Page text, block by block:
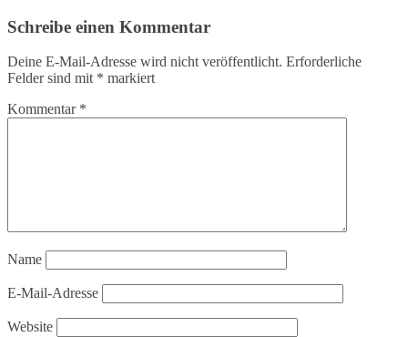
Schreibe einen Kommentar
Deine E-Mail-Adresse wird nicht veröffentlicht. Erforderliche
Felder sind mit * markiert
Kommentar *
Name
E-Mail-Adresse
Website